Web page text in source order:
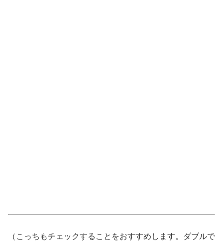
（こっちもチェックすることをおすすめします。ダブルで